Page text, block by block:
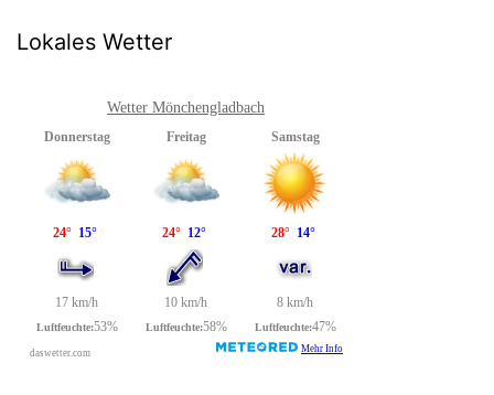
Lokales Wetter
Wetter Mönchengladbach